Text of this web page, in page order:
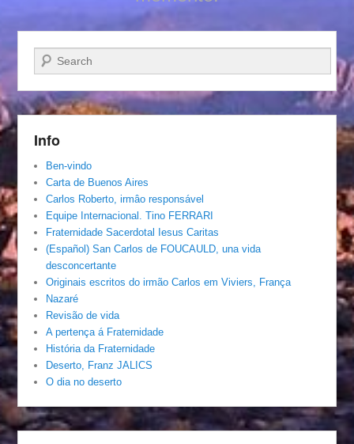
Pesquisar…
Info
Ben-vindo
Carta de Buenos Aires
Carlos Roberto, irmâo responsável
Equipe Internacional. Tino FERRARI
Fraternidade Sacerdotal Iesus Caritas
(Español) San Carlos de FOUCAULD, una vida
desconcertante
Originais escritos do irmão Carlos em Viviers, França
Nazaré
Revisão de vida
A pertença á Fraternidade
História da Fraternidade
Deserto, Franz JALICS
O dia no deserto